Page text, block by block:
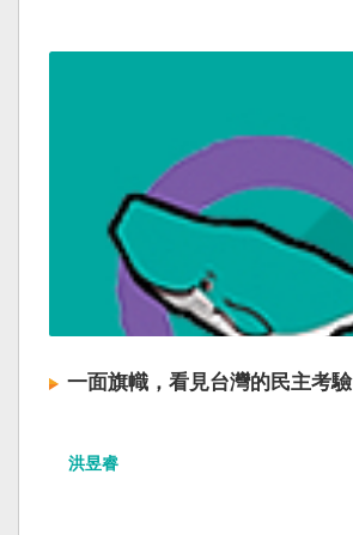
一面旗幟，看見台灣的民主考驗
洪昱睿